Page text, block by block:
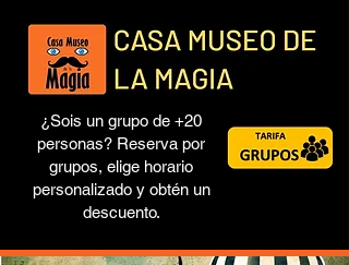
¿Sois un grupo de +20
personas? Reserva por
grupos, elige horario
personalizado y obtén un
descuento.